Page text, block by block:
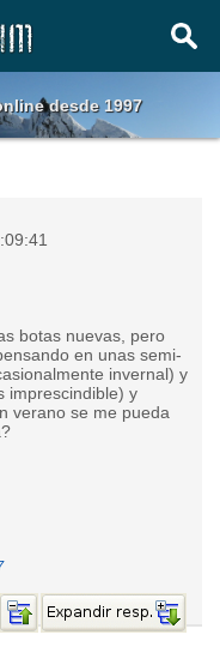
desde 1997
botas nuevas, pero
en unas semi-
invernal) y
imprescindible) y
verano se me pueda